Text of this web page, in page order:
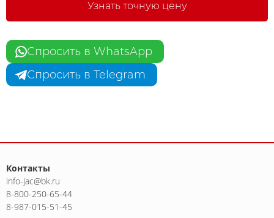
Узнать точную цену
Спросить в WhatsApp
Спросить в Telegram
Контакты
info-jac@bk.ru
8-800-250-65-44
8-987-015-51-45